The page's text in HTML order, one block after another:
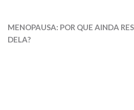
MENOPAUSA: POR QUE AINDA
DELA?